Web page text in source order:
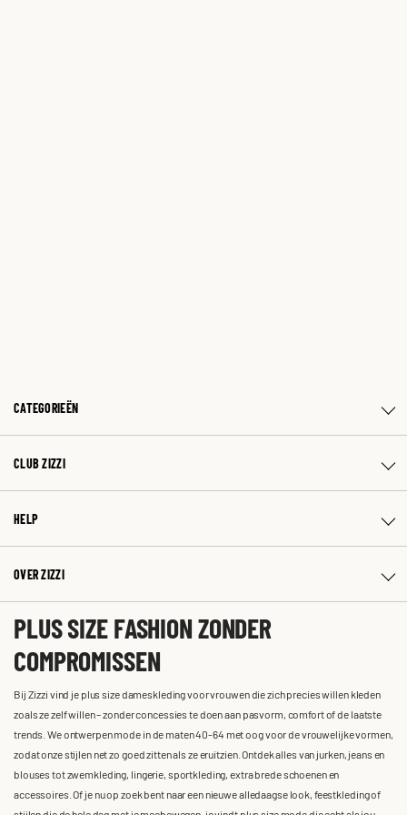
CATEGORIEËN
CLUB ZIZZI
HELP
OVER ZIZZI
PLUS SIZE FASHION ZONDER
COMPROMISSEN
Bij Zizzi vind je plus size dameskleding voor vrouwen die zich precies willen kleden
zoals ze zelf willen – zonder concessies te doen aan pasvorm, comfort of de laatste
trends. We ontwerpen mode in de maten 40-64 met oog voor de vrouwelijke vormen,
zodat onze stijlen net zo goed zitten als ze eruitzien. Ontdek alles van jurken, jeans en
blouses tot zwemkleding, lingerie, sportkleding, extra brede schoenen en
accessoires. Of je nu op zoek bent naar een nieuwe alledaagse look, feestkleding of